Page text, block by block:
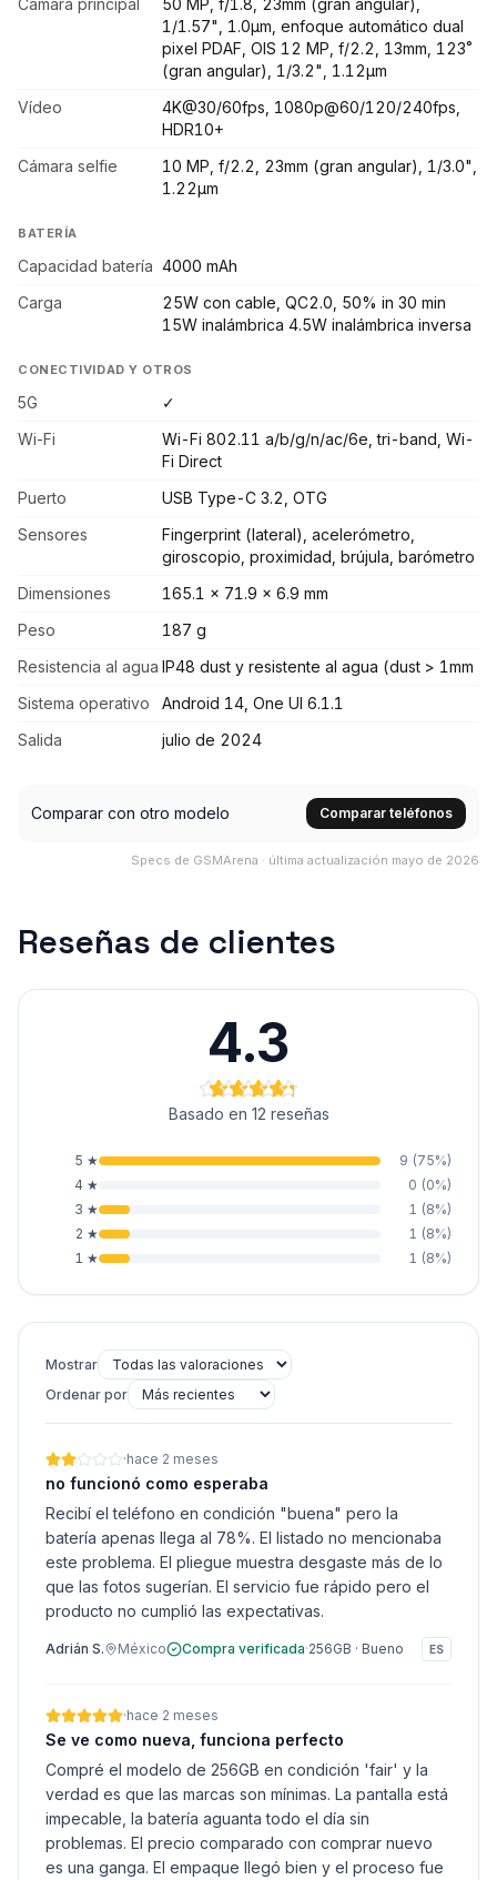
Cámara principal
50 MP, f/1.8, 23mm (gran angular),
1/1.57", 1.0µm, enfoque automático dual
pixel PDAF, OIS 12 MP, f/2.2, 13mm, 123˚
(gran angular), 1/3.2", 1.12µm
Vídeo
4K@30/60fps, 1080p@60/120/240fps,
HDR10+
Cámara selfie
10 MP, f/2.2, 23mm (gran angular), 1/3.0",
1.22µm
BATERÍA
Capacidad batería 4000 mAh
Carga
25W con cable, QC2.0, 50% in 30 min
15W inalámbrica 4.5W inalámbrica inversa
CONECTIVIDAD Y OTROS
5G
✓
Wi-Fi
Wi-Fi 802.11 a/b/g/n/ac/6e, tri-band, Wi-
Fi Direct
Puerto
USB Type-C 3.2, OTG
Sensores
Fingerprint (lateral), acelerómetro,
giroscopio, proximidad, brújula, barómetro
Dimensiones
165.1 x 71.9 x 6.9 mm
Peso
187 g
Resistencia al agua IP48 dust y resistente al agua (dust > 1mm
Sistema operativo
Android 14, One UI 6.1.1
Salida
julio de 2024
Comparar con otro modelo Comparar teléfonos
Specs de GSMArena · última actualización mayo de 2026
Reseñas de clientes
4.3
Basado en 12 reseñas
5 ★ 9 (75%)
4 ★ 0 (0%)
3 ★ 1 (8%)
2 ★ 1 (8%)
1 ★ 1 (8%)
Mostrar
Ordenar por
·hace 2 meses
no funcionó como esperaba
Recibí el teléfono en condición "buena" pero la
batería apenas llega al 78%. El listado no mencionaba
este problema. El pliegue muestra desgaste más de lo
que las fotos sugerían. El servicio fue rápido pero el
producto no cumplió las expectativas.
Adrián S. México Compra verificada·256GB · Bueno ES
·hace 2 meses
Se ve como nueva, funciona perfecto
Compré el modelo de 256GB en condición 'fair' y la
verdad es que las marcas son mínimas. La pantalla está
impecable, la batería aguanta todo el día sin
problemas. El precio comparado con comprar nuevo
es una ganga. El empaque llegó bien y el proceso fue